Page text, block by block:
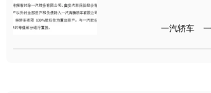
一汽轿车